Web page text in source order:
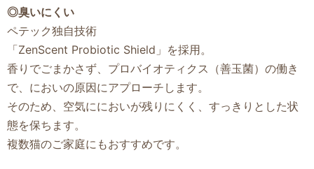
◎臭いにくい
ペテック独自技術
「ZenScent Probiotic Shield」を採用。
香りでごまかさず、プロバイオティクス（善玉菌）の働き
で、においの原因にアプローチします。
そのため、空気ににおいが残りにくく、すっきりとした状
態を保ちます。
複数猫のご家庭にもおすすめです。